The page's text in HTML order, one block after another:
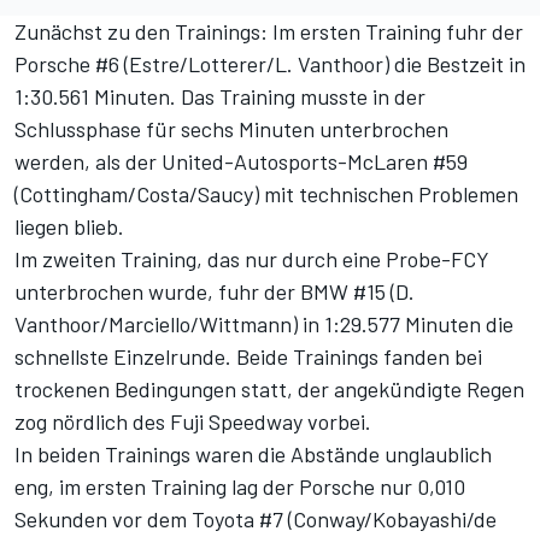
Zunächst zu den Trainings: Im ersten Training fuhr der
Porsche #6 (Estre/Lotterer/L. Vanthoor) die Bestzeit in
1:30.561 Minuten. Das Training musste in der
Schlussphase für sechs Minuten unterbrochen
werden, als der United-Autosports-McLaren #59
(Cottingham/Costa/Saucy) mit technischen Problemen
liegen blieb.
Im zweiten Training, das nur durch eine Probe-FCY
unterbrochen wurde, fuhr der BMW #15 (D.
Vanthoor/Marciello/Wittmann) in 1:29.577 Minuten die
schnellste Einzelrunde. Beide Trainings fanden bei
trockenen Bedingungen statt, der angekündigte Regen
zog nördlich des Fuji Speedway vorbei.
In beiden Trainings waren die Abstände unglaublich
eng, im ersten Training lag der Porsche nur 0,010
Sekunden vor dem Toyota #7 (Conway/Kobayashi/de